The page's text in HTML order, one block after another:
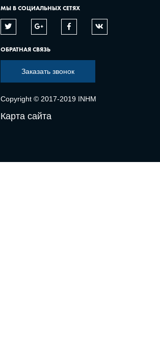
МЫ В СОЦИАЛЬНЫХ СЕТЯХ
ОБРАТНАЯ СВЯЗЬ
Заказать звонок
Copyright © 2017-2019 INHM
Карта сайта